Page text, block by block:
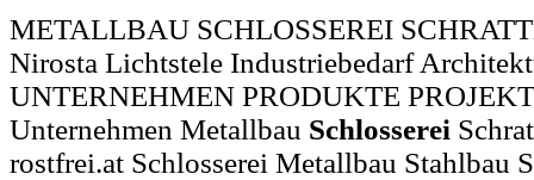
METALLBAU SCHLOSSEREI
Nirosta Lichtstele Industriebedarf
UNTERNEHMEN PRODUKTE
Unternehmen Metallbau Schlosserei
rostfrei.at Schlosserei Metallbau Stahlbau